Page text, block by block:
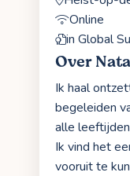
Online
in Global
Over
Ik haal
begeleiden
alle
Ik vind het
vooruit te